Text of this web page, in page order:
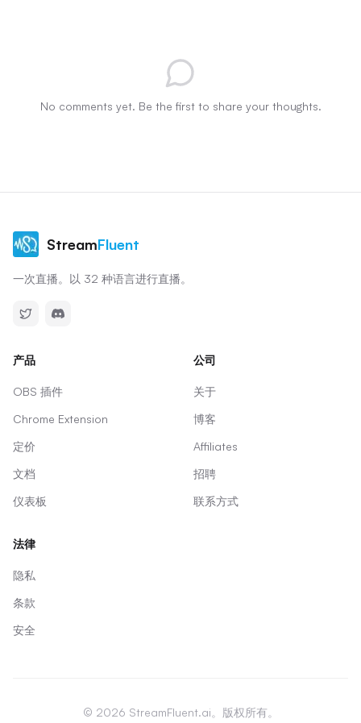
No comments yet. Be the first to share your thoughts.
StreamFluent
一次直播。以 32 种语言进行直播。
产品
OBS 插件
Chrome Extension
定价
文档
仪表板
公司
关于
博客
Affiliates
招聘
联系方式
法律
隐私
条款
安全
© 2026 StreamFluent.ai。版权所有。